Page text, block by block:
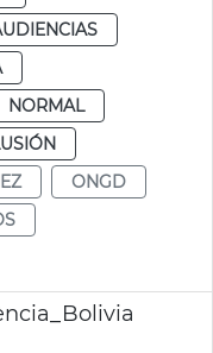
NORMAL
ONGD